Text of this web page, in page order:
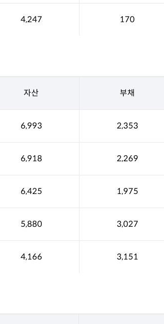
4,247 170
자산 부채
6,993 2,353
6,918 2,269
6,425 1,975
5,880 3,027
4,166 3,151